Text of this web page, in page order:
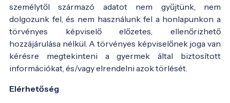
személytől származó adatot nem gyűjtünk, nem
dolgozunk fel, és nem használunk fel a honlapunkon a
törvényes képviselő előzetes, ellenőrizhető
hozzájárulása nélkül. A törvényes képviselőnek joga van
kérésre megtekinteni a gyermek által biztosított
információkat, és/vagy elrendelni azok törlését.
Elérhetőség